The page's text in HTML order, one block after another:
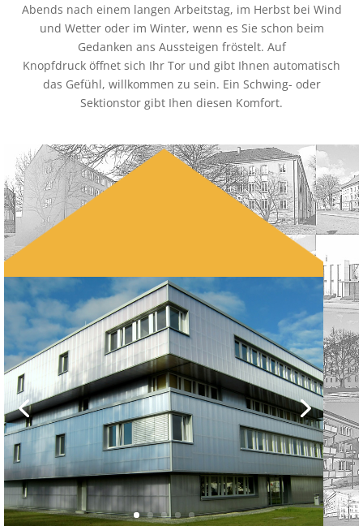
Abends nach einem langen Arbeitstag, im Herbst bei Wind
und Wetter oder im Winter, wenn es Sie schon beim
Gedanken ans Aussteigen fröstelt. Auf
Knopfdruck öffnet sich Ihr Tor und gibt Ihnen automatisch
das Gefühl, willkommen zu sein. Ein Schwing- oder
Sektionstor gibt Ihen diesen Komfort.